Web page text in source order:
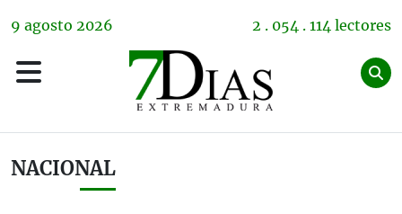
9 agosto 2026 2 . 054 . 114 lectores
NACIONAL